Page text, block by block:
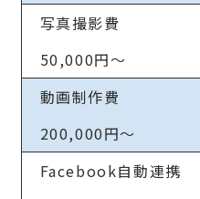
写真撮影費
50,000円～
動画制作費
200,000円～
Facebook自動連携